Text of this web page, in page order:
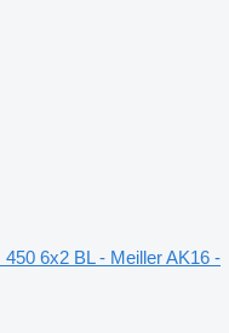
450 6x2 BL - Meiller AK16 -